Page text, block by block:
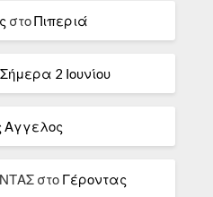
στοΠιπεριά
2 Ιουνίου
Αγγελος
στο Γέροντας